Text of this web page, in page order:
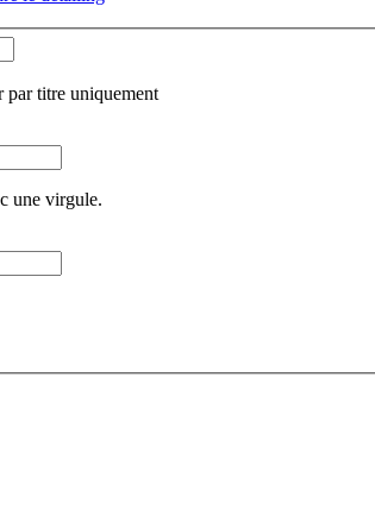
par titre uniquement
une virgule.